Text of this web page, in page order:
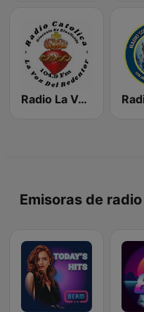
Radio La Voz del Redentor
Emisoras de